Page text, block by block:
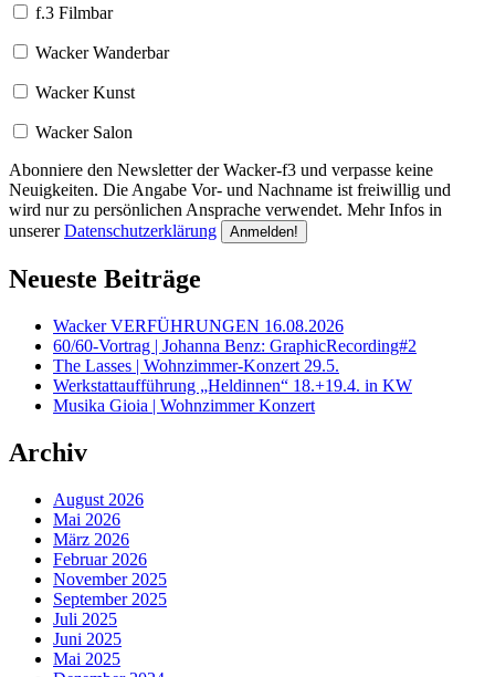
f.3 Filmbar
Wacker Wanderbar
Wacker Kunst
Wacker Salon
Abonniere den Newsletter der Wacker-f3 und verpasse keine
Neuigkeiten. Die Angabe Vor- und Nachname ist freiwillig und
wird nur zu persönlichen Ansprache verwendet. Mehr Infos in
unsererDatenschutzerklärung
Neueste Beiträge
Wacker VERFÜHRUNGEN 16.08.2026
60/60-Vortrag | Johanna Benz: GraphicRecording#2
The Lasses | Wohnzimmer-Konzert 29.5.
Werkstattaufführung „Heldinnen“ 18.+19.4. in KW
Musika Gioia | Wohnzimmer Konzert
Archiv
August 2026
Mai 2026
März 2026
Februar 2026
November 2025
September 2025
Juli 2025
Juni 2025
Mai 2025